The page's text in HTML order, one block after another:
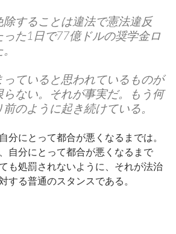
することは違法で憲法違反
った1日で77億ドルの奨学金ロ
っていると思われているものが
ない。それが事実だ。もう何
のように起き続けている。
分にとって都合が悪くなるまでは。
自分にとって都合が悪くなるまで
も処罰されないように、それが法治
する普通のスタンスである。